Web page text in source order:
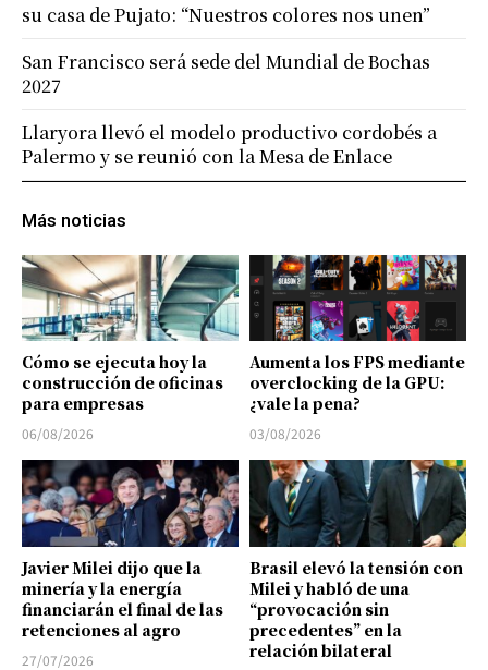
Más noticias
Cómo se ejecuta hoy la
construcción de oficinas
para empresas
06/08/2026
Aumenta los FPS mediante
overclocking de la GPU:
¿vale la pena?
03/08/2026
Javier Milei dijo que la
minería y la energía
financiarán el final de las
retenciones al agro
27/07/2026
Brasil elevó la tensión con
Milei y habló de una
“provocación sin
precedentes” en la
relación bilateral
su casa de Pujato: “Nuestros colores nos unen”
San Francisco será sede del Mundial de Bochas
2027
Llaryora llevó el modelo productivo cordobés a
Palermo y se reunió con la Mesa de Enlace